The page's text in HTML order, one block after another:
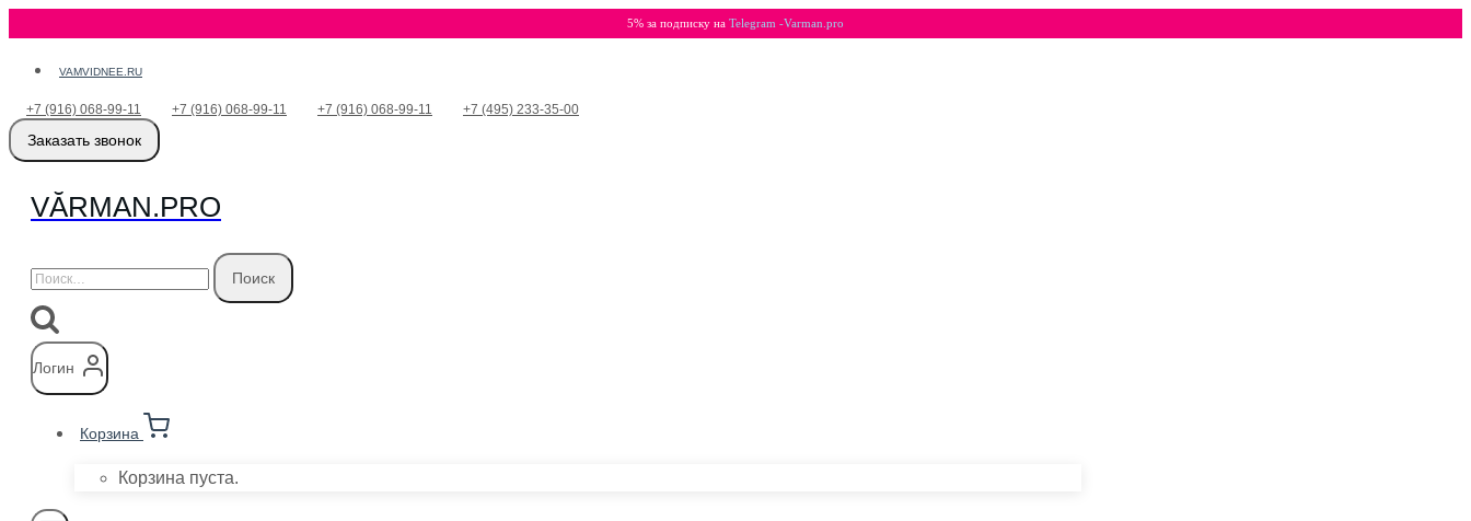
5% за подписку на Telegram -Varman.pro
Перейти
содержимому
VAMVIDNEE.RU
+7 (916) 068-99-11 +7 (916) 068-99-11 +7 (916) 068-99-11 +7 (495) 233-35-00
Заказать звонок
VӐRMAN.PRO
Найти:
Логин
Корзина
Корзина пуста.